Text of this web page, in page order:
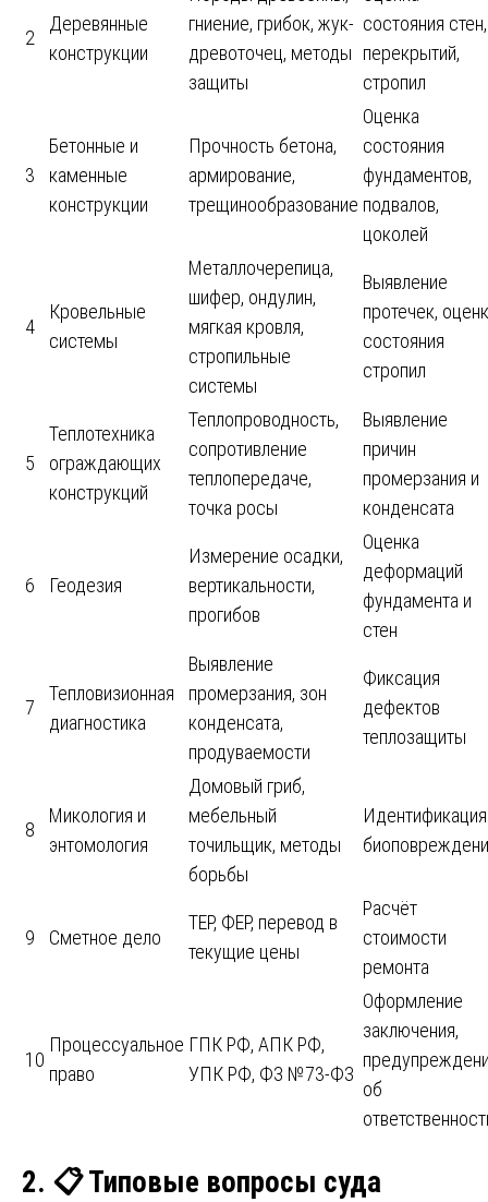
2
Деревянные
конструкции
гниение, грибок, жук-
древоточец, методы
защиты
состояния стен,
перекрытий,
стропил
3
Бетонные и
каменные
конструкции
Прочность бетона,
армирование,
трещинообразование
Оценка
состояния
фундаментов,
подвалов,
цоколей
4
Кровельные
системы
Металлочерепица,
шифер, ондулин,
мягкая кровля,
стропильные
системы
Выявление
протечек,
состояния
стропил
5
Теплотехника
ограждающих
конструкций
Теплопроводность,
сопротивление
теплопередаче,
точка росы
Выявление
причин
промерзания и
конденсата
6 Геодезия
Измерение осадки,
вертикальности,
прогибов
Оценка
деформаций
фундамента и
стен
7
Тепловизионная
диагностика
Выявление
промерзания, зон
конденсата,
продуваемости
Фиксация
дефектов
теплозащиты
8
Микология и
энтомология
Домовый гриб,
мебельный
точильщик, методы
борьбы
Идентификация
9 Сметное дело
ТЕР, ФЕР, перевод в
текущие цены
Расчёт
стоимости
ремонта
10
Процессуальное
право
ГПК РФ, АПК РФ,
УПК РФ, ФЗ №73-ФЗ
Оформление
заключения,
об
2. 📋Типовые вопросы суда